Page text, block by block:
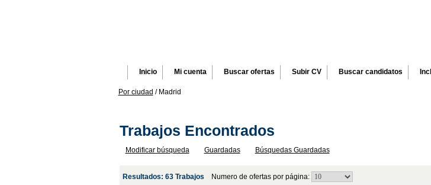
Inicio Mi cuenta Buscar ofertas Subir CV Buscar candidatos
Por ciudad / Madrid
Trabajos Encontrados
Modificar búsqueda Guardadas Búsquedas Guardadas
Resultados: 63 Trabajos Numero de ofertas por página: